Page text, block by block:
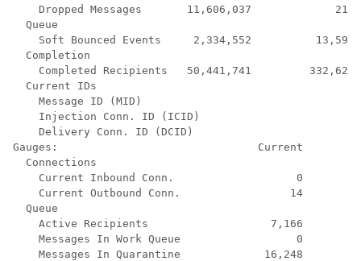
Dropped Messages       11,606,037             219
  Queue
Soft Bounced Events     2,334,552          13,598
  Completion
Completed Recipients   50,441,741         332,625
  Current IDs
Message ID (MID)
Injection Conn. ID (ICID)
Delivery Conn. ID (DCID)
Gauges:                               Current
  Connections
    Current Inbound Conn.                   0
    Current Outbound Conn.                 14
  Queue
    Active Recipients                   7,166
    Messages In Work Queue                  0
    Messages In Quarantine             16,248